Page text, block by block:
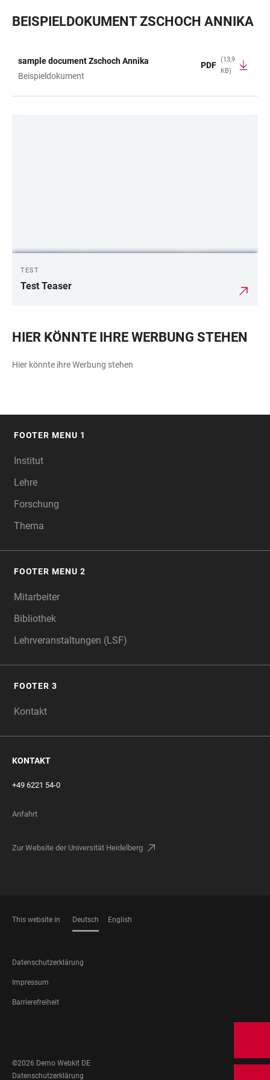
BEISPIELDOKUMENT ZSCHOCH ANNIKA
TABELLE
sample document Zschoch Annika
Beispieldokument
PDF
(13,9
KB)
TEST
Test Teaser
HIER KÖNNTE IHRE WERBUNG STEHEN
Hier könnte ihre Werbung stehen
FOOTER MENU 1
Institut
Lehre
Forschung
Thema
FOOTER MENU 2
Mitarbeiter
Bibliothek
Lehrveranstaltungen (LSF)
FOOTER 3
Kontakt
KONTAKT
+49 6221 54-0
Anfahrt
Zur Website der Universität Heidelberg
This website in Deutsch English
FOOTER
LEGAL
Datenschutzerklärung
Impressum
Barrierefreiheit
MEDIA
©2026 Demo Webkit DE
FOOTER
Datenschutzerklärung